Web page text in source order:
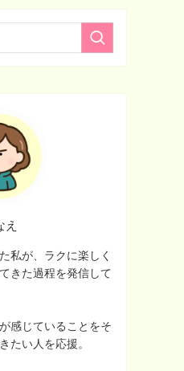
え
私が、ラクに楽しく
きた過程を発信して
感じていることをそ
たい人を応援。